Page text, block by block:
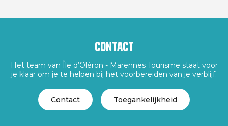
Contact
Het team van Île d’Oléron - Marennes Tourisme staat voor
je klaar om je te helpen bij het voorbereiden van je verblijf.
Contact Toegankelijkheid